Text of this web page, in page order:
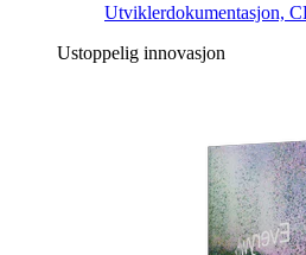
Utviklerdokumentasjon,
Ustoppelig innovasjon